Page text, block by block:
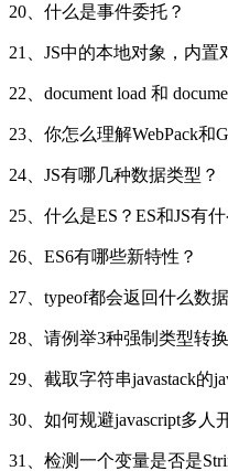
20、什么是事件委托？
21、JS中的本地对象，内
22、document load 和
23、你怎么理解WebPack和
24、JS有哪几种数据类型？
25、什么是ES？ES和JS有
26、ES6有哪些新特性？
27、typeof都会返回什么数
28、请例举3种强制类型转
29、截取字符串javastack的
30、如何规避javascript多人
31、检测一个变量是否是